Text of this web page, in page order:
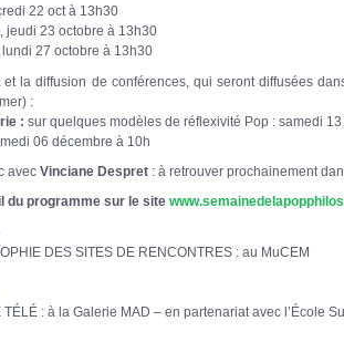
22 oct à 13h30
, jeudi 23 octobre à 13h30
, lundi 27 octobre à 13h30
et la diffusion de conférences, qui seront diffusées
:
: sur quelques modèles de réflexivité Pop : samedi
06 décembre à 10h
avec Vinciane Despret : à retrouver prochainement
du programme sur le site
DES SITES DE RENCONTRES : au MuCEM
: à la Galerie MAD – en partenariat avec l’École